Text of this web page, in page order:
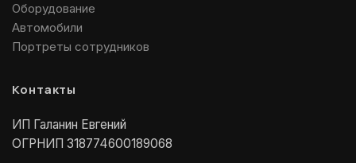
Оборудование
Автомобили
Портреты сотрудников
Контакты
ИП Галанин Евгений
ОГРНИП 318774600189068